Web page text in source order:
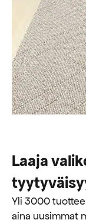
Laaja
Yli 3000
aina uusimmat